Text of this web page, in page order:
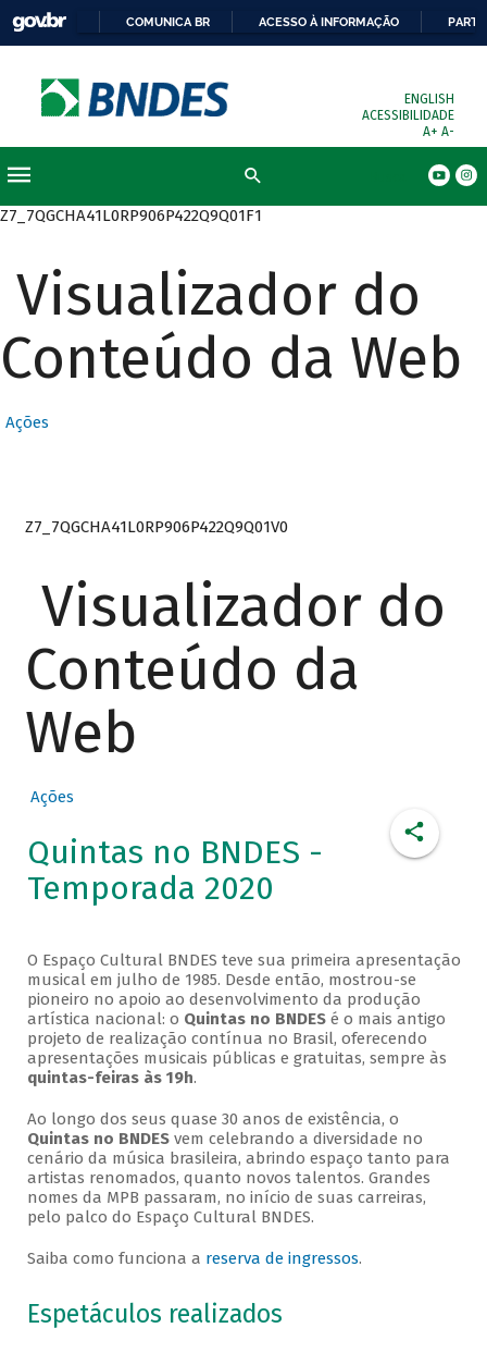
COMUNICA BR ACESSO À INFORMAÇÃO
ENGLISH
ACESSIBILIDADE
A+ A-
Z7_7QGCHA41L0RP906P422Q9Q01F1
Visualizador do
Conteúdo da Web
Ações
Z7_7QGCHA41L0RP906P422Q9Q01V0
Visualizador do
Conteúdo da
Web
Ações
Quintas no BNDES -
Temporada 2020
O Espaço Cultural BNDES teve sua primeira apresentação
musical em julho de 1985. Desde então, mostrou-se
pioneiro no apoio ao desenvolvimento da produção
artística nacional: o Quintas no BNDESé o mais antigo
projeto de realização contínua no Brasil, oferecendo
apresentações musicais públicas e gratuitas, sempre às
quintas-feiras às 19h.
Ao longo dos seus quase 30 anos de existência, o
Quintas no BNDESvem celebrando a diversidade no
cenário da música brasileira, abrindo espaço tanto para
artistas renomados, quanto novos talentos. Grandes
nomes da MPB passaram, no início de suas carreiras,
pelo palco do Espaço Cultural BNDES.
Saiba como funciona a reserva de ingressos.
Espetáculos realizados